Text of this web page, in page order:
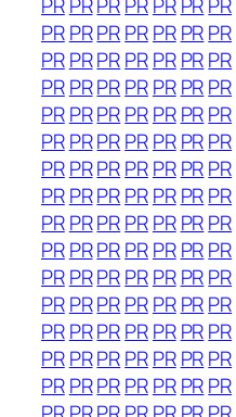
PRPRPRPRPR PRPR
PRPRPRPRPR PRPR
PRPRPRPRPR PRPR
PRPRPRPRPR PRPR
PRPRPRPRPR PRPR
PRPRPRPRPR PRPR
PRPRPRPRPR PRPR
PRPRPRPRPR PRPR
PRPRPRPRPR PRPR
PRPRPRPRPR PRPR
PRPRPRPRPR PRPR
PRPRPRPRPR PRPR
PRPRPRPRPR PRPR
PRPRPRPRPR PRPR